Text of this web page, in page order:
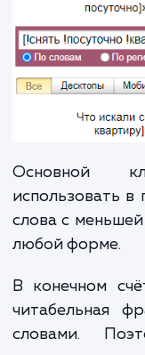
Title для
генерируется
[Название
«цена» в
выгодной) и
название
Примеры:
Стол